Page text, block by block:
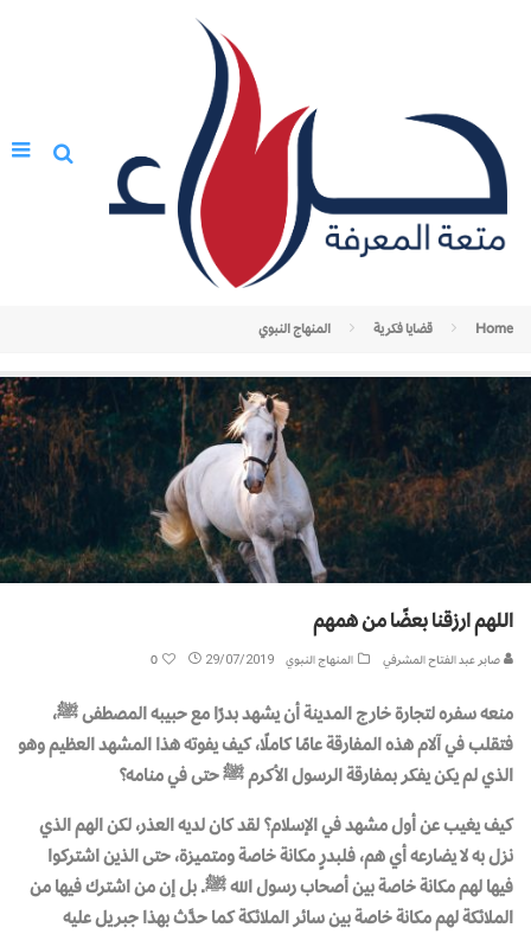
Home قضايا فكرية المنهاج النبوي
اللهم ارزقنا بعضًا من همهم
صابر عبد الفتاح المشرفي المنهاج النبوي 29/07/2019
0
منعه سفره لتجارة خارج المدينة أن يشهد بدرًا مع حبيبه المصطفى ﷺ،
فتقلب في آلام هذه المفارقة عامًا كاملًا، كيف يفوته هذا المشهد العظيم وهو
الذي لم يكن يفكر بمفارقة الرسول الأكرم ﷺ حتى في منامه؟
كيف يغيب عن أول مشهد في الإسلام؟ لقد كان لديه العذر، لكن الهم الذي
نزل به لا يضارعه أي هم، فلبدرٍ مكانة خاصة ومتميزة، حتى الذين اشتركوا
فيها لهم مكانة خاصة بين أصحاب رسول الله ﷺ. بل إن من اشترك فيها من
الملائكة لهم مكانة خاصة بين سائر الملائكة كما حدَّث بهذا جبريل عليه